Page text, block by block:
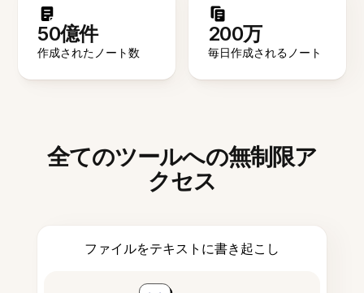
50億件
作成されたノート数
200万
毎日作成されるノート
全てのツールへの無制限ア
クセス
ファイルをテキストに書き起こし